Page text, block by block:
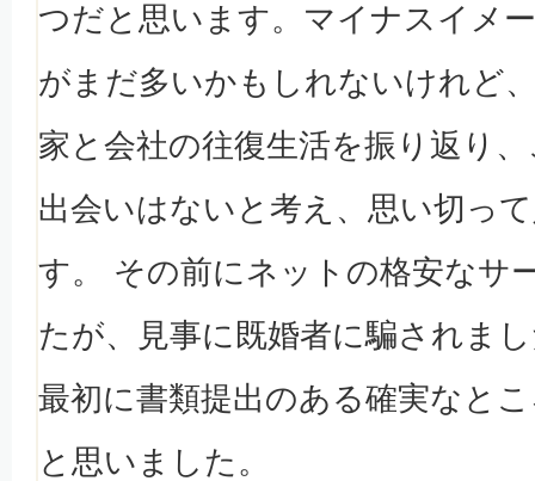
つだと思います。マイナスイメ
がまだ多いかもしれないけれど
家と会社の往復生活を振り返り
出会いはないと考え、思い切っ
す。 その前にネットの格安なサ
たが、見事に既婚者に騙されま
最初に書類提出のある確実なと
と思いました。